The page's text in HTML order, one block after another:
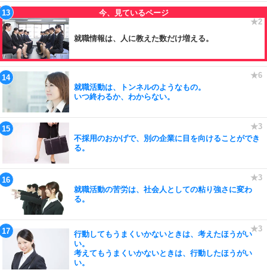
就職情報は、人に教えた数だけ増える。
就職活動は、トンネルのようなもの。
いつ終わるか、わからない。
不採用のおかげで、別の企業に目を向けることができ
る。
就職活動の苦労は、社会人としての粘り強さに変わ
る。
行動してもうまくいかないときは、考えたほうがい
い。
考えてもうまくいかないときは、行動したほうがい
い。